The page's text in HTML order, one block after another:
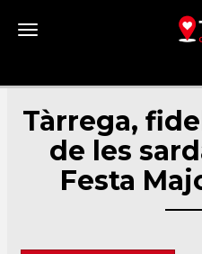
Toggle navigation
Tàrrega,
de les
Festa